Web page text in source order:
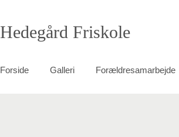
Hedegård Friskole
Forside Galleri Forældresamarbejde